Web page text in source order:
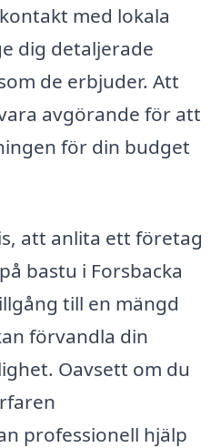
med lokala
dig detaljerade
de erbjuder. Att
avgörande för att
för din budget
att anlita ett företag
bastu i Forsbacka
till en mängd
förvandla din
Oavsett om du
professionell hjälp